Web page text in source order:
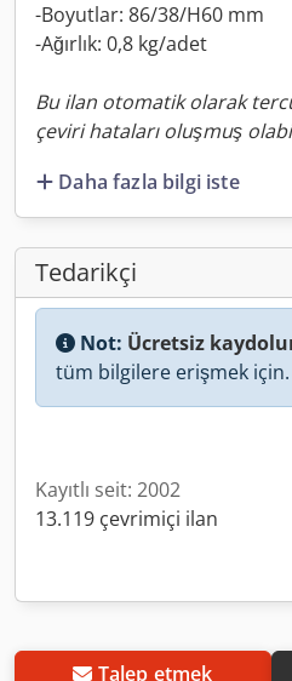
-Boyutlar: 86/38/H60 mm
-Ağırlık: 0,8 kg/adet
Bu ilan otomatik olarak
çeviri hataları oluşmuş
Daha fazla bilgi iste
Tedarikçi
Not: Ücretsiz
tüm bilgilere erişmek için.
Kayıtlı seit: 2002
13.119 çevrimiçi ilan
Talep etmek